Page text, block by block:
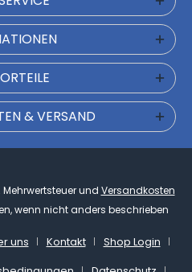
& VERSAND
Mehrwertsteuer und Versandkosten
wenn nicht anders beschrieben
uns Kontakt
Shop Login